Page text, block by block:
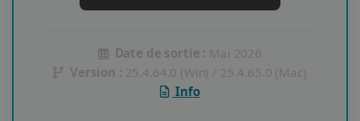
Date de sortie : Mai 2026
Version : 25.4.64.0 (Win) / 25.4.65.0 (Mac)
Info